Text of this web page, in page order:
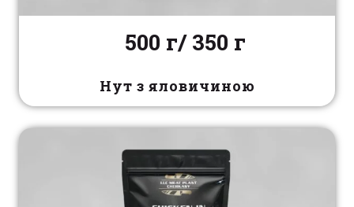
500 г/ 350 г
Нут з яловичиною